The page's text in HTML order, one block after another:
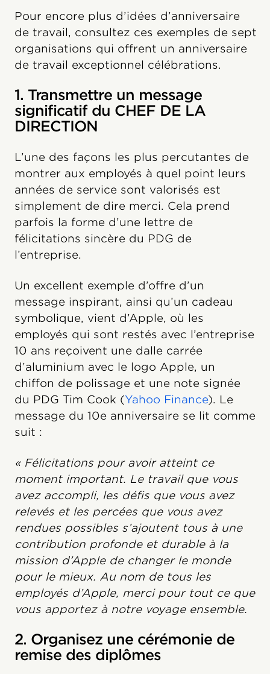
Pour encore plus d’idées d’anniversaire
de travail, consultez ces exemples de sept
organisations qui offrent un anniversaire
de travail exceptionnel célébrations.
1. Transmettre un message
significatif du CHEF DE LA
DIRECTION
L’une des façons les plus percutantes de
montrer aux employés à quel point leurs
années de service sont valorisés est
simplement de dire merci. Cela prend
parfois la forme d’une lettre de
félicitations sincère du PDG de
l’entreprise.
Un excellent exemple d’offre d’un
message inspirant, ainsi qu’un cadeau
symbolique, vient d’Apple, où les
employés qui sont restés avec l’entreprise
10 ans reçoivent une dalle carrée
d’aluminium avec le logo Apple, un
chiffon de polissage et une note signée
du PDG Tim Cook (Yahoo Finance). Le
message du 10e anniversaire se lit comme
suit :
« Félicitations pour avoir atteint ce
moment important. Le travail que vous
avez accompli, les défis que vous avez
relevés et les percées que vous avez
rendues possibles s’ajoutent tous à une
contribution profonde et durable à la
mission d’Apple de changer le monde
pour le mieux. Au nom de tous les
employés d’Apple, merci pour tout ce que
vous apportez à notre voyage ensemble.
2. Organisez une cérémonie de
remise des diplômes